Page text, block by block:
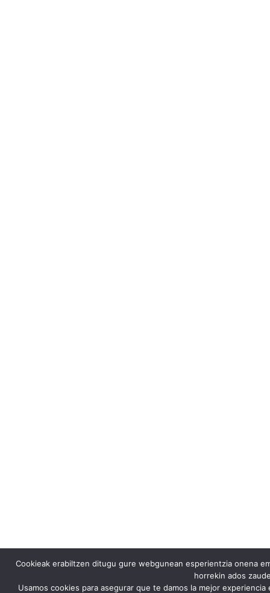
Cookieak erabiltzen ditugu gure webgunean esperientzia onena
horrekin ados
Usamos cookies para asegurar que te damos la mejor